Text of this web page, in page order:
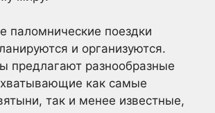
паломнические поездки
и организуются.
предлагают разнообразные
как самые
так и менее известные,